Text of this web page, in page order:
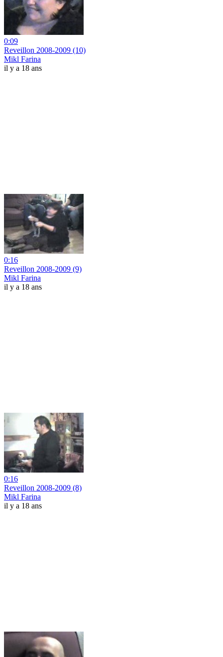
0:09
Reveillon 2008-2009 (10)
Mikl Farina
il y a 18 ans
0:16
Reveillon 2008-2009 (9)
Mikl Farina
il y a 18 ans
0:16
Reveillon 2008-2009 (8)
Mikl Farina
il y a 18 ans